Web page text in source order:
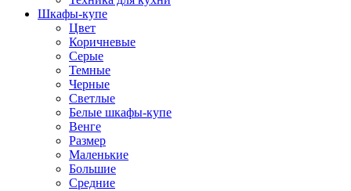
Шкафы-купе
Цвет
Коричневые
Серые
Темные
Черные
Светлые
Белые шкафы-купе
Венге
Размер
Маленькие
Большие
Средние